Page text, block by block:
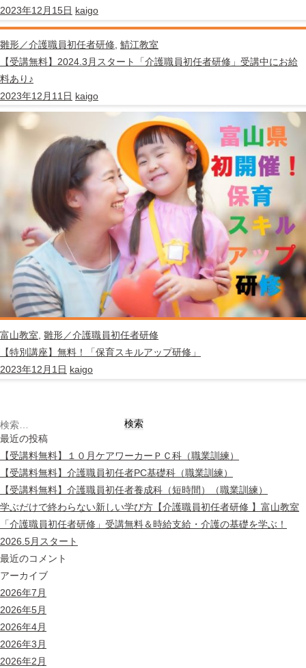
2023年12月15日 kaigo
雛形／介護職員初任者研修, 鯖江教室
【受講無料】2024.3月スタート「介護職員初任者研修」受講中にお給
料あり♪
2023年12月11日 kaigo
富山教室 雛形／介護職員初任者研修
【特別講座】無料！「保育スキルアップ研修」
2023年12月1日 kaigo
検
索:
最近の投稿
【受講料無料】１０月ケアワーカーＰＣ科（職業訓練）
【受講料無料】介護職員初任者PC基礎科（職業訓練）
【受講料無料】介護職員初任者養成科（短時間）（職業訓練）
学ぶだけで終わらない新しい学び方【介護職員初任者研修 】富山教室
「介護職員初任者研修」受講無料＆時給支給・介護の基礎を学ぶ！
2026.5月スタート
最近のコメント
アーカイブ
2026年7月
2026年5月
2026年4月
2026年3月
2026年2月